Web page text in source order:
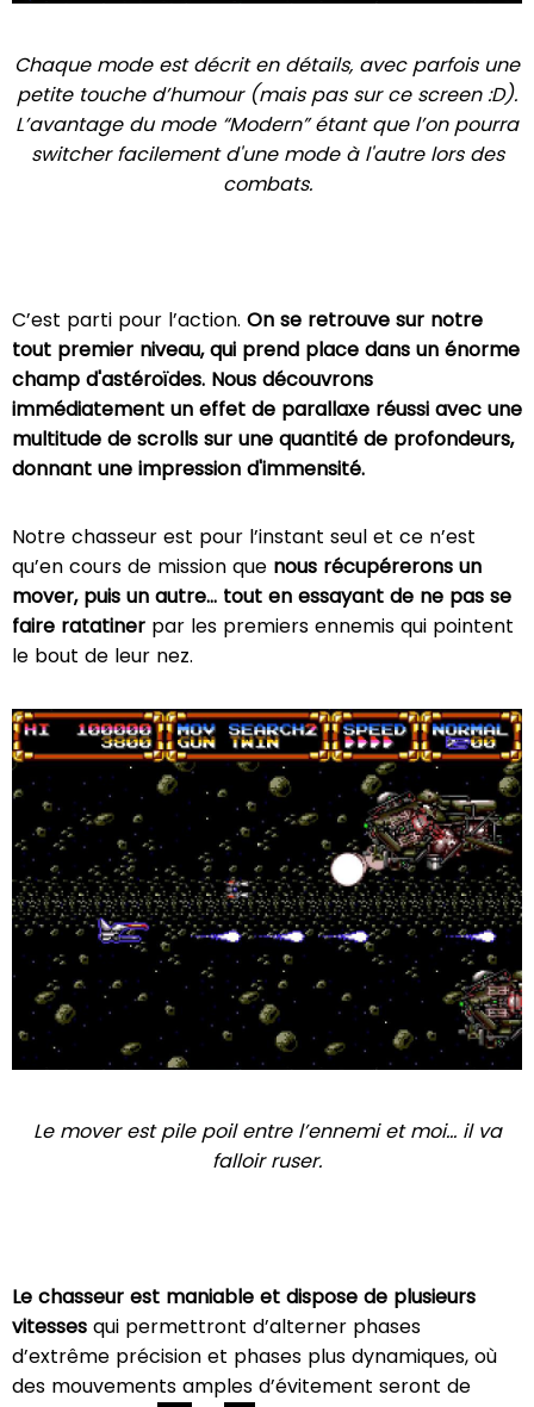
Chaque mode est décrit en détails, avec parfois une
petite touche d’humour (mais pas sur ce screen :D).
L’avantage du mode “Modern” étant que l’on pourra
switcher facilement d'une mode à l'autre lors des
combats.
C’est parti pour l’action. On se retrouve sur notre
tout premier niveau, qui prend place dans un énorme
champ d'astéroïdes. Nous découvrons
immédiatement un effet de parallaxe réussi avec une
multitude de scrolls sur une quantité de profondeurs,
donnant une impression d'immensité.
Notre chasseur est pour l’instant seul et ce n’est
qu’en cours de mission que nous récupérerons un
mover, puis un autre… tout en essayant de ne pas se
faire ratatiner par les premiers ennemis qui pointent
le bout de leur nez.
Le mover est pile poil entre l’ennemi et moi… il va
falloir ruser.
Le chasseur est maniable et dispose de plusieurs
vitesses qui permettront d’alterner phases
d’extrême précision et phases plus dynamiques, où
des mouvements amples d’évitement seront de